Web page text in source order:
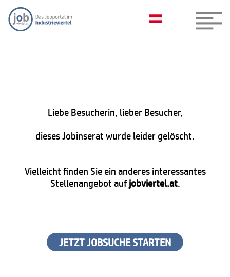
Liebe Besucherin, lieber Besucher,
dieses Jobinserat wurde leider gelöscht.
Vielleicht finden Sie ein anderes interessantes
Stellenangebot aufjobviertel.at.
JETZT JOBSUCHE STARTEN